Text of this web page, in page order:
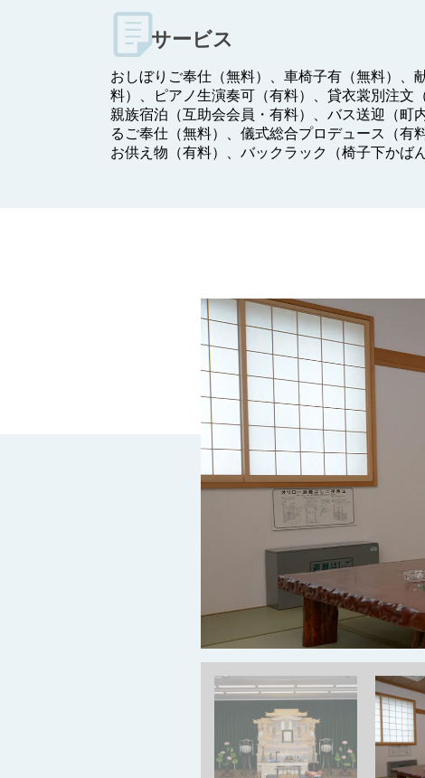
サービス
おしぼりご奉仕（無料）、車椅子有（無料）、
料）、ピアノ生演奏可（有料）、貸衣裳別注文
親族宿泊（互助会会員・有料）、バス送迎（町
るご奉仕（無料）、儀式総合プロデュース（有
お供え物（有料）、バックラック（椅子下かば